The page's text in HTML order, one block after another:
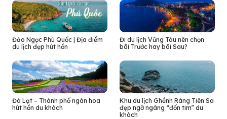
Đảo Ngọc Phú Quốc | Địa điểm
du lịch đẹp hút hồn
Đi du lịch Vũng Tàu nên chọn
bãi Trước hay bãi Sau?
Đà Lạt – Thành phố ngàn hoa
hút hồn du khách
Khu du lịch Ghềnh Ráng Tiên Sa
đẹp ngỡ ngàng “đốn tim” du
khách